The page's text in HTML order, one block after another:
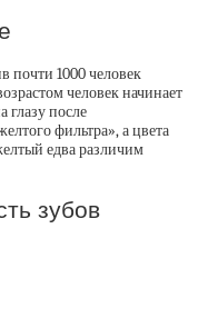
почти 1000 человек
человек начинает
глазу после
фильтра», а цвета
едва различим
зубов